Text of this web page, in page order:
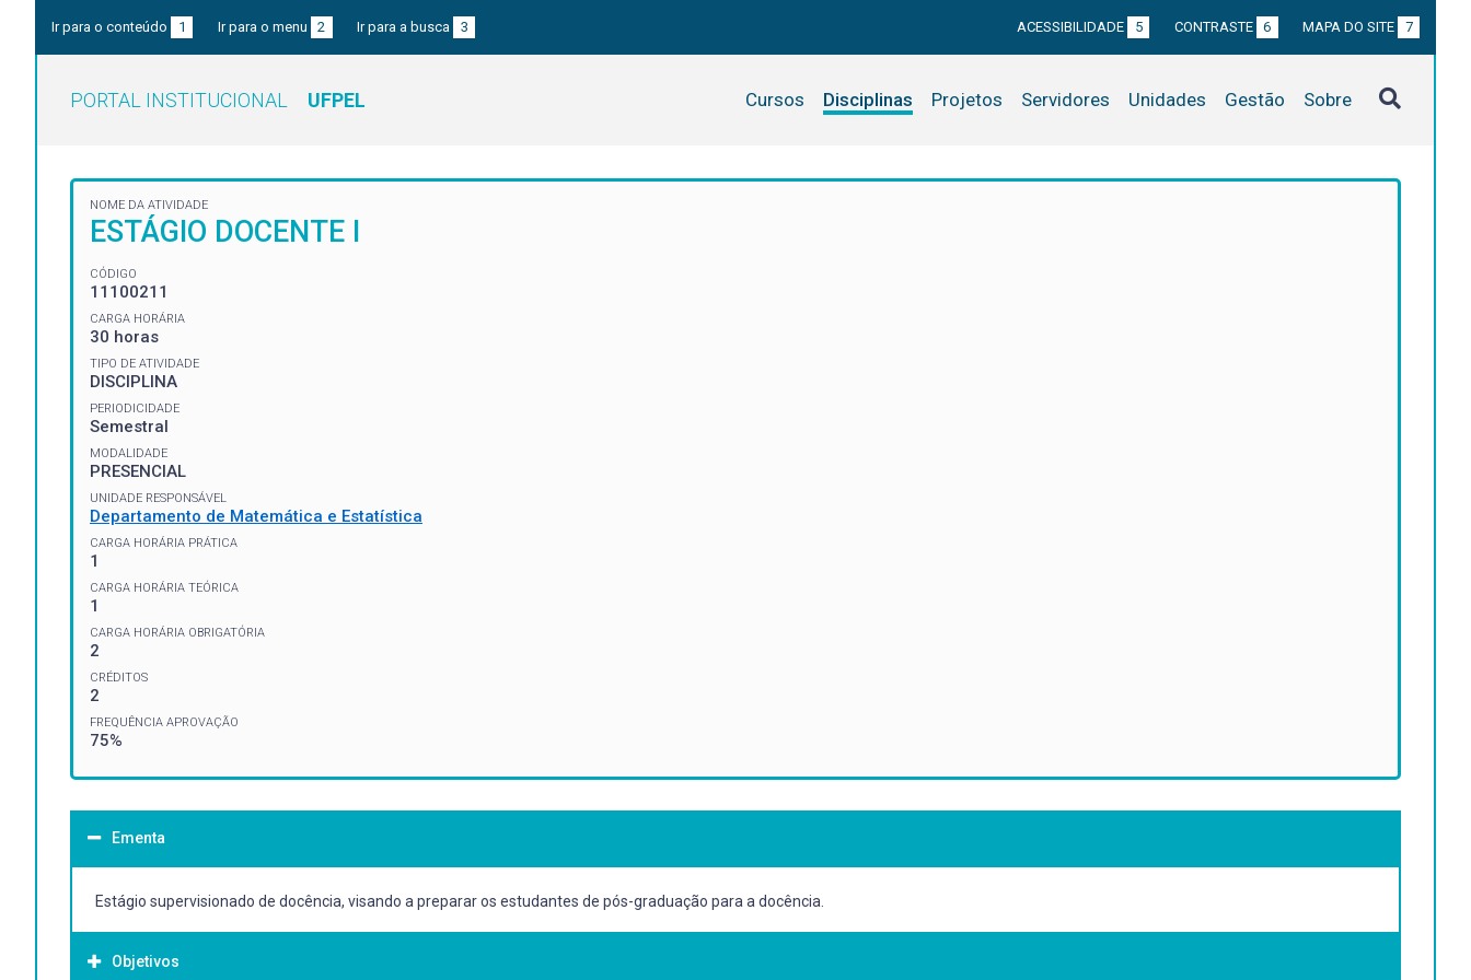
Ir para o conteúdo 1 Ir para o menu 2 Ir para a busca 3 ACESSIBILIDADE 5 CONTRASTE 6 MAPA DO SITE 7
PORTAL INSTITUCIONAL UFPEL Cursos Disciplinas Projetos Servidores Unidades Gestão Sobre
NOME DA ATIVIDADE
ESTÁGIO DOCENTE I
CÓDIGO
11100211
CARGA HORÁRIA
30 horas
TIPO DE ATIVIDADE
DISCIPLINA
PERIODICIDADE
Semestral
MODALIDADE
PRESENCIAL
UNIDADE RESPONSÁVEL
Departamento de Matemática e Estatística
CARGA HORÁRIA PRÁTICA
1
CARGA HORÁRIA TEÓRICA
1
CARGA HORÁRIA OBRIGATÓRIA
2
CRÉDITOS
2
FREQUÊNCIA APROVAÇÃO
75%
Ementa
Estágio supervisionado de docência, visando a preparar os estudantes de pós-graduação para a docência.
Objetivos